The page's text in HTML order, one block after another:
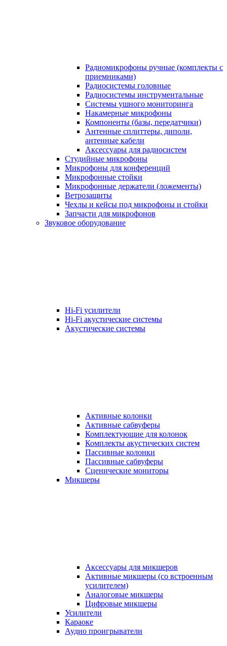
Радиомикрофоны ручные (комплекты с
приемниками)
Радиосистемы головные
Радиосистемы инструментальные
Системы ушного мониторинга
Накамерные микрофоны
Компоненты (базы, передатчики)
Антенные сплиттеры, диполи,
антенные кабели
Аксесcуары для радиосистем
Студийные микрофоны
Микрофоны для конференций
Микрофонные стойки
Микрофонные держатели (ложементы)
Ветрозащиты
Чехлы и кейсы под микрофоны и стойки
Запчасти для микрофонов
Звуковое оборудование
Hi-Fi усилители
Hi-Fi акустические системы
Акустические системы
Активные колонки
Активные сабвуферы
Комплектующие для колонок
Комплекты акустических систем
Пассивные колонки
Пассивные сабвуферы
Сценические мониторы
Микшеры
Аксессуары для микшеров
Активные микшеры (со встроенным
усилителем)
Аналоговые микшеры
Цифровые микшеры
Усилители
Караоке
Аудио проигрыватели